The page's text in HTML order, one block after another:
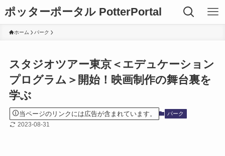
ポッターポータル PotterPortal
ホーム パーク
スタジオツアー東京＜エデュケーション
プログラム＞開始！映画制作の舞台裏を
学ぶ
当ページのリンクには広告が含まれています。 パーク
2023-08-31